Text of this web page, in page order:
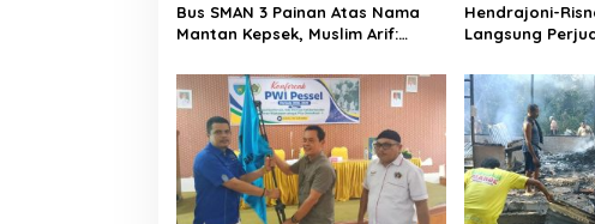
Bus SMAN 3 Painan Atas Nama
Mantan Kepsek, Muslim Arif:
Hendrajoni-
Langsung
D’Academy 8